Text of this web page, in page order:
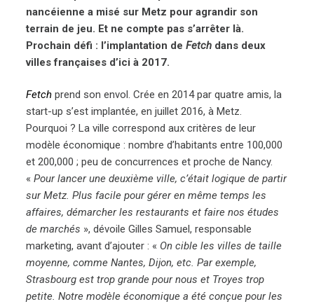
nancéienne a misé sur Metz pour agrandir son
terrain de jeu. Et ne compte pas s’arrêter là.
Prochain défi : l’implantation deFetch dans deux
villes françaises d’ici à 2017.
Fetch prend son envol. Crée en 2014 par quatre amis, la
start-up s’est implantée, en juillet 2016, à Metz.
Pourquoi ? La ville correspond aux critères de leur
modèle économique : nombre d’habitants entre 100,000
et 200,000 ; peu de concurrences et proche de Nancy.
«Pour lancer une deuxième ville, c’était logique de partir
sur Metz. Plus facile pour gérer en même temps les
affaires, démarcher les restaurants et faire nos études
de marchés », dévoile Gilles Samuel, responsable
marketing, avant d’ajouter : « On cible les villes de taille
moyenne, comme Nantes, Dijon, etc. Par exemple,
Strasbourg est trop grande pour nous et Troyes trop
petite. Notre modèle économique a été conçue pour les